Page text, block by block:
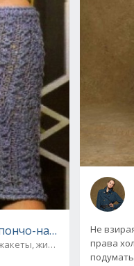
накидка с
жилеты / Пальто,
Не
права